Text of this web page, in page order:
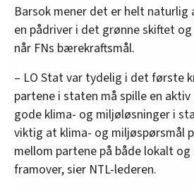
Barsok mener det er helt
en pådriver i det grønne skiftet
når FNs bærekraftsmål.
– LO Stat var tydelig i det første
partene i staten må spille en
gode klima- og miljøløsninger i
viktig at klima- og miljøspørsmål
mellom partene på både lokalt
framover, sier NTL-lederen.